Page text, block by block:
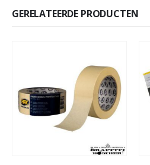
GERELATEERDE PRODUCTEN